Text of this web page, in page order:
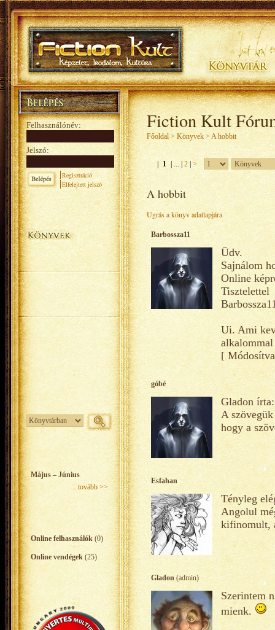
Felhasználónév:
Jelszó:
Regisztráció
Elfelejtett jelszó
Május – Június
tovább >>
Online felhasználók (0)
Online vendégek (25)
Fiction Kult
Főoldal > Könyvek > A hobbit
1 | ... | 2 >
A hobbit
Ugrás a könyv adatlapjára
Barbossza11
Üdv.
Sajnálom
Online
Tisztelettel
Ui. Ami
[
góbé
Gladon
A
hogy a
Esfahan
Tényleg
Angolul
kifinomult,
Gladon (admin)
Szerintem
mienk.